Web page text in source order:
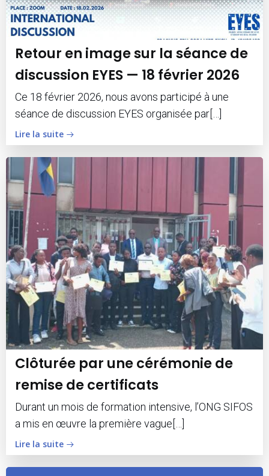
Retour en image sur la séance de
discussion EYES — 18 février 2026
Ce 18 février 2026, nous avons participé à une
séance de discussion EYES organisée par[…]
Lire la suite
Clôturée par une cérémonie de
remise de certificats
Durant un mois de formation intensive, l’ONG SIFOS
a mis en œuvre la première vague[…]
Lire la suite